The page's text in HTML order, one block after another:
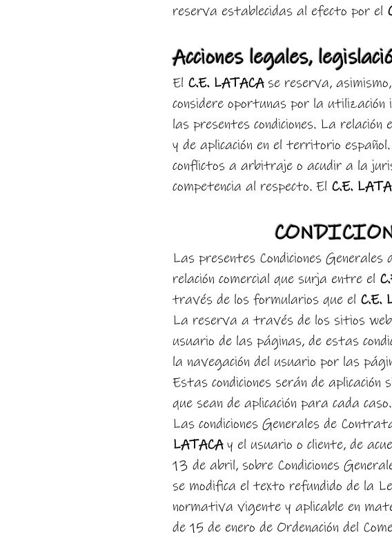
reserva establecidas al efecto por el
Acciones legales,
El C.E. LATACAse reserva,
considere oportunas por la utilización
las presentes condiciones. La
y de aplicación en el territorio
conflictos a arbitraje o acudir a la
competencia al respecto. El C.E.
Las presentes Condiciones
relación comercial que surja entre el
través de los formularios que el C.E.
La reserva a través de los sitios
usuario de las páginas, de estas
la navegación del usuario por las
Estas condiciones serán de
que sean de aplicación para cada caso.
Las condiciones Generales de
LATACAy el usuario o cliente, de
13 de abril, sobre Condiciones
se modifica el texto refundido de la
normativa vigente y aplicable en
de 15 de enero de Ordenación del